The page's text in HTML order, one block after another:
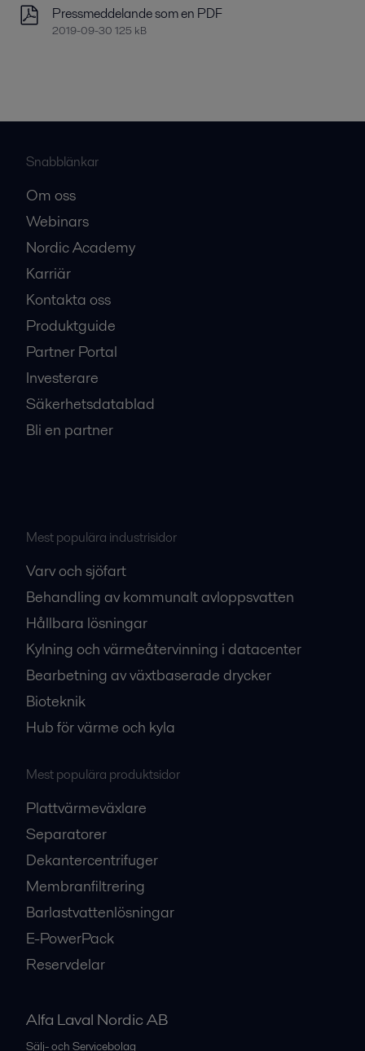
Pressmeddelande som en PDF
2019-09-30 125 kB
Snabblänkar
Om oss
Webinars
Nordic Academy
Karriär
Kontakta oss
Produktguide
Partner Portal
Investerare
Säkerhetsdatablad
Bli en partner
Mest populära industrisidor
Varv och sjöfart
Behandling av kommunalt avloppsvatten
Hållbara lösningar
Kylning och värmeåtervinning i datacenter
Bearbetning av växtbaserade drycker
Bioteknik
Hub för värme och kyla
Mest populära produktsidor
Plattvärmeväxlare
Separatorer
Dekantercentrifuger
Membranfiltrering
Barlastvattenlösningar
E-PowerPack
Reservdelar
Alfa Laval Nordic AB
Sälj- och Servicebolag